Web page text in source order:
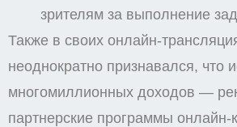
зрителям за выполнение
Также в своих онлайн-
неоднократно признавался, что
многомиллионных доходов —
партнерские программы